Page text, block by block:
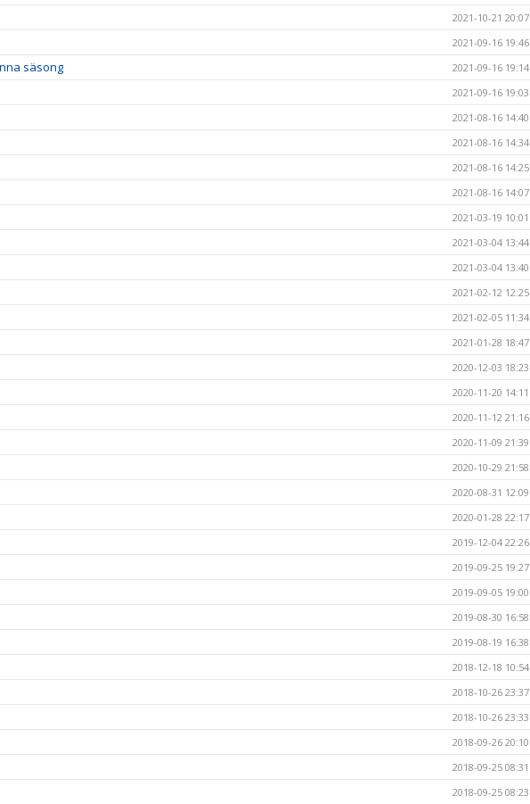
2021-10-21 20:07
2021-09-16 19:46
säsong 2021-09-16 19:14
2021-09-16 19:03
2021-08-16 14:40
2021-08-16 14:34
2021-08-16 14:25
2021-08-16 14:07
2021-03-19 10:01
2021-03-04 13:44
2021-03-04 13:40
2021-02-12 12:25
2021-02-05 11:34
2021-01-28 18:47
2020-12-03 18:23
2020-11-20 14:11
2020-11-12 21:16
2020-11-09 21:39
2020-10-29 21:58
2020-08-31 12:09
2020-01-28 22:17
2019-12-04 22:26
2019-09-25 19:27
2019-09-05 19:00
2019-08-30 16:58
2019-08-19 16:38
2018-12-18 10:54
2018-10-26 23:37
2018-10-26 23:33
2018-09-26 20:10
2018-09-25 08:31
2018-09-25 08:23